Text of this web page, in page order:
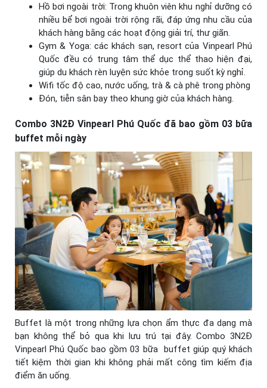
Hồ bơi ngoài trời: Trong khuôn viên khu nghỉ dưỡng có
nhiều bể bơi ngoài trời rộng rãi, đáp ứng nhu cầu của
khách hàng bằng các hoạt động giải trí, thư giãn.
Gym & Yoga: các khách sạn, resort của Vinpearl Phú
Quốc đều có trung tâm thể dục thể thao hiện đại,
giúp du khách rèn luyện sức khỏe trong suốt kỳ nghỉ.
Wifi tốc độ cao, nước uống, trà & cà phê trong phòng
Đón, tiễn sân bay theo khung giờ của khách hàng.
Combo 3N2Đ Vinpearl Phú Quốc đã bao gồm 03 bữa
buffet mỗi ngày
Buffet là một trong những lựa chọn ẩm thực đa dạng mà
bạn không thể bỏ qua khi lưu trú tại đây. Combo 3N2Đ
Vinpearl Phú Quốc bao gồm 03 bữa buffet giúp quý khách
tiết kiệm thời gian khi không phải mất công tìm kiếm địa
điểm ăn uống.